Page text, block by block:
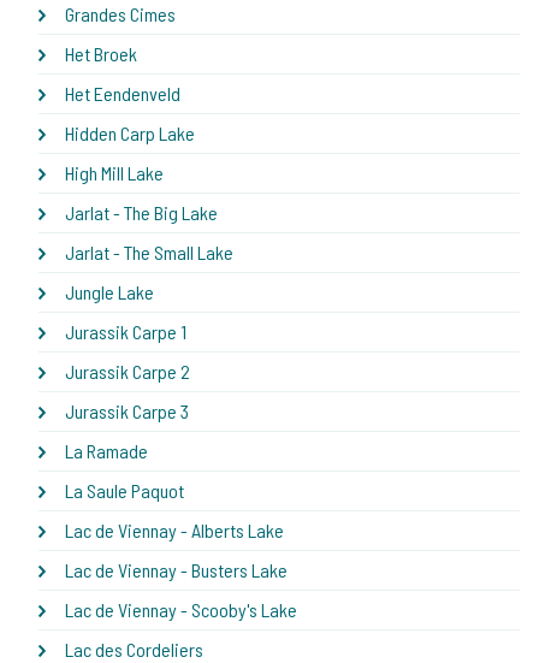
Grandes Cimes
Het Broek
Het Eendenveld
Hidden Carp Lake
High Mill Lake
Jarlat - The Big Lake
Jarlat - The Small Lake
Jungle Lake
Jurassik Carpe 1
Jurassik Carpe 2
Jurassik Carpe 3
La Ramade
La Saule Paquot
Lac de Viennay - Alberts Lake
Lac de Viennay - Busters Lake
Lac de Viennay - Scooby's Lake
Lac des Cordeliers